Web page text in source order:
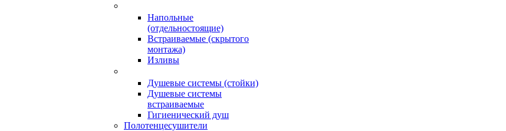
Напольные
(отдельностоящие)
Встраиваемые (скрытого
монтажа)
Изливы
Душевые системы (стойки)
Душевые системы
встраиваемые
Гигиенический душ
Полотенцесушители